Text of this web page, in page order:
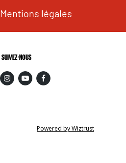
Mentions légales
SUIVEZ-NOUS
Powered by Wiztrust